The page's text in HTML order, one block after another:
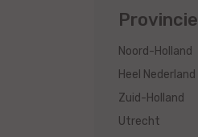
Provincie
Noord-Holland
Heel Nederland
Zuid-Holland
Utrecht